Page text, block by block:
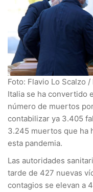
Foto: Flavio Lo Scalzo /
Italia se ha convertido
número de muertos
contabilizar ya 3.405
3.245 muertos que ha
esta pandemia.
Las autoridades
tarde de 427 nuevas
contagios se elevan a